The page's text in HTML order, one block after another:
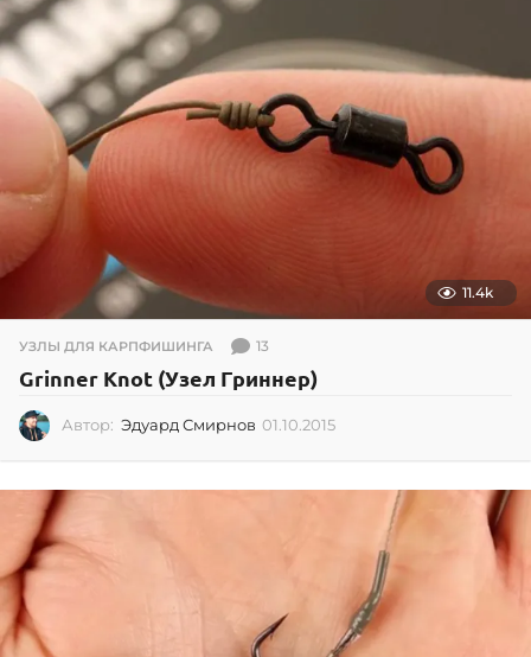
11.4k
УЗЛЫ ДЛЯ КАРПФИШИНГА 13
Grinner Knot (Узел Гриннер)
Автор: Эдуард Смирнов 01.10.2015
1